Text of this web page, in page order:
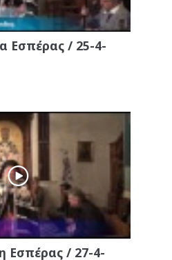
Εσπέρας / 25-4-
Εσπέρας / 27-4-